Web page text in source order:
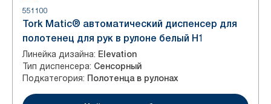
551100
Tork Matic® автоматический диспенсер для
полотенец для рук в рулоне белый H1
Линейка дизайна: Elevation
Тип диспенсера: Сенсорный
Подкатегория: Полотенца в рулонах